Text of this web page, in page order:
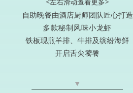
自助晚餐由酒店厨师团队匠心打造
多款秘制风味小龙虾
铁板现煎羊排、牛排及缤纷海鲜
开启舌尖饕餮
▼